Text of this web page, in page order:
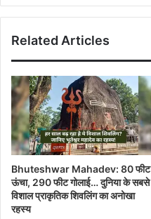
Related Articles
Bhuteshwar Mahadev: 80 फीट
ऊंचा, 290 फीट गोलाई… दुनिया के सबसे
विशाल प्राकृतिक शिवलिंग का अनोखा
रहस्य